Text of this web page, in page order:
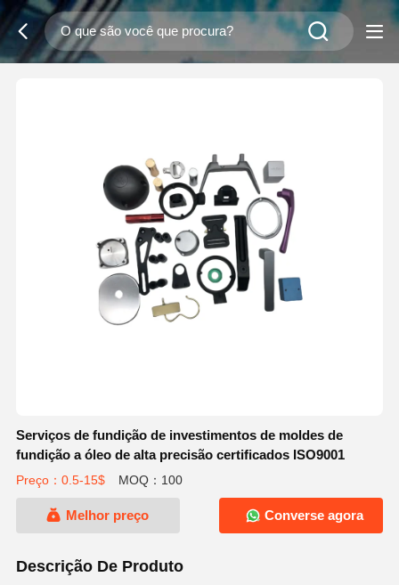
Serviços de fundição de investimentos de moldes de
fundição a óleo de alta precisão certificados ISO9001
Preço：0.5-15$ MOQ：100
Melhor preço Converse agora
Descrição De Produto